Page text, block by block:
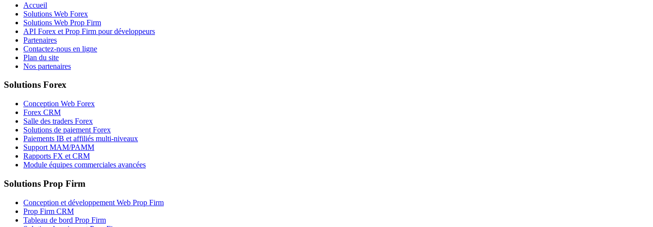
Accueil
Solutions Web Forex
Solutions Web Prop Firm
API Forex et Prop Firm pour développeurs
Partenaires
Contactez-nous en ligne
Plan du site
Nos partenaires
Solutions Forex
Conception Web Forex
Forex CRM
Salle des traders Forex
Solutions de paiement Forex
Paiements IB et affiliés multi-niveaux
Support MAM/PAMM
Rapports FX et CRM
Module équipes commerciales avancées
Solutions Prop Firm
Conception et développement Web Prop Firm
Prop Firm CRM
Tableau de bord Prop Firm